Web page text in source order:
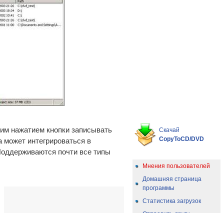
нажатием кнопки записывать
интегрироваться в
почти все типы
Скачай
CopyToCD/DVD
Мнения пользователей
Домашняя страница
программы
Статистика загрузок